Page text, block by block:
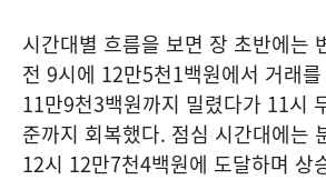
시간대별 흐름을 보면 장 초반에는
전 9시에 12만5천1백원에서 거래
11만9천3백원까지 밀렸다가 11시
준까지 회복했다. 점심 시간대에는
12시 12만7천4백원에 도달하며 상